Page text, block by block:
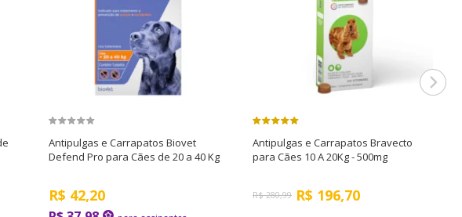
Antipulgas e Carrapatos Biovet
Defend Pro para Cães de 20 a 40 Kg
R$ 42,20
Antipulgas e Carrapatos Bravecto
para Cães 10 A 20Kg - 500mg
R$ 280,99 R$ 196,70